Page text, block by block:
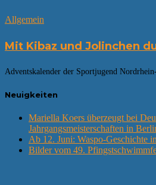
Allgemein
Mit Kibaz und Jolinchen
Adventskalender der Sportjugend
Neuigkeiten
Mariella Koers überzeugt bei
Jahrgangsmeisterschaften in
Ab 12. Juni: Waspo-Geschichte
Bilder vom 49.